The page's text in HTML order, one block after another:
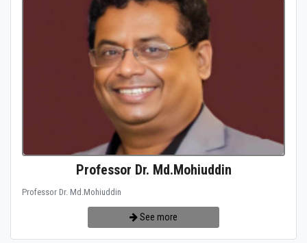
Professor Dr. Md.Mohiuddin
Professor Dr. Md.Mohiuddin
See more